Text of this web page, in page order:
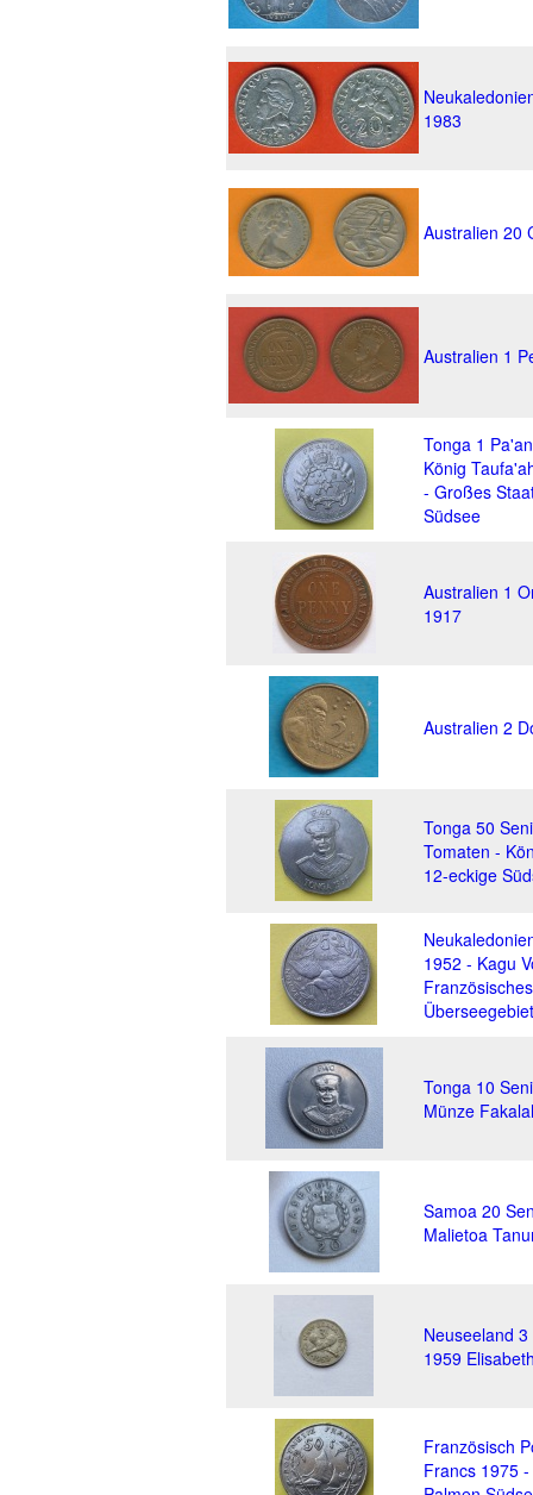
1983
Australien 20
Australien 1
Tonga 1
König
- Großes
Südsee
Australien 1
1917
Australien 2
Tonga 50
Tomaten -
12-eckige
1952 - Kagu
Französisches
Überseegebiet
Tonga 10
Münze
Samoa 20
Malietoa
Neuseeland
1959
Französisch
Francs 1975